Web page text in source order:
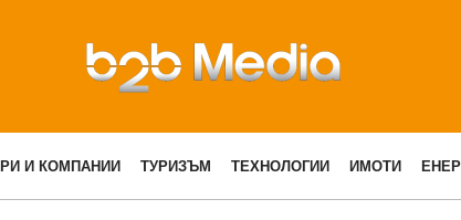
И КОМПАНИИ ТУРИЗЪМ ТЕХНОЛОГИИ ИМОТИ